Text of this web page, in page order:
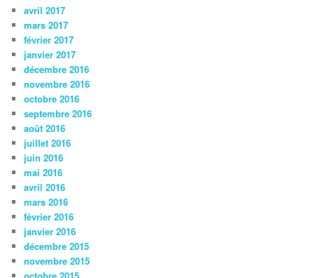
avril 2017
mars 2017
février 2017
janvier 2017
décembre 2016
novembre 2016
octobre 2016
septembre 2016
août 2016
juillet 2016
juin 2016
mai 2016
avril 2016
mars 2016
février 2016
janvier 2016
décembre 2015
novembre 2015